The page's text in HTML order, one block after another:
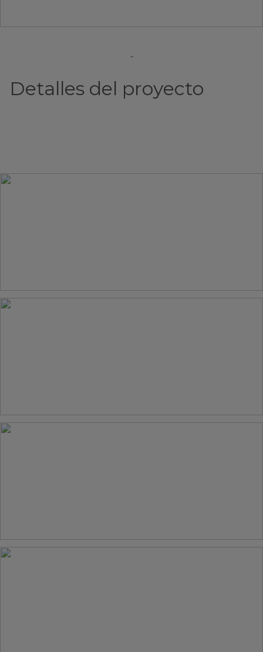
-
Detalles del proyecto